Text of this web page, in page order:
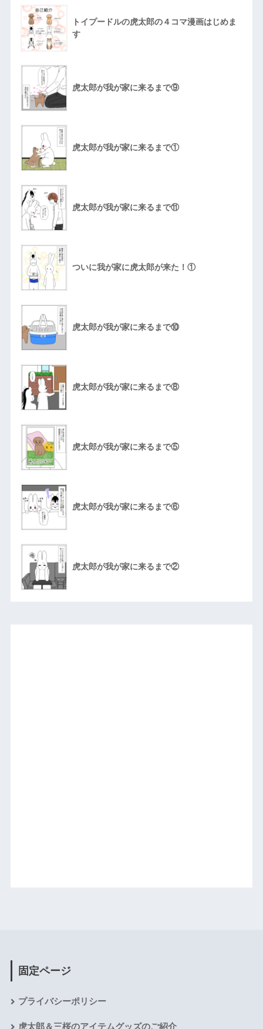
トイプードルの虎太郎の４コマ漫画はじめま
す
虎太郎が我が家に来るまで⑨
虎太郎が我が家に来るまで①
虎太郎が我が家に来るまで⑪
ついに我が家に虎太郎が来た！①
虎太郎が我が家に来るまで⑩
虎太郎が我が家に来るまで⑧
虎太郎が我が家に来るまで⑤
虎太郎が我が家に来るまで⑥
虎太郎が我が家に来るまで②
固定ページ
プライバシーポリシー
虎太郎＆三桜のアイテムグッズのご紹介